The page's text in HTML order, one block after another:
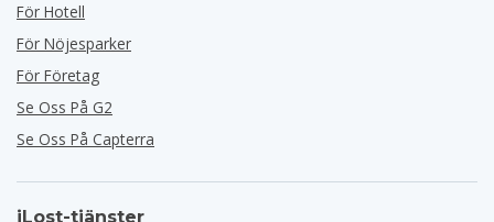
För Hotell
För Nöjesparker
För Företag
Se Oss På G2
Se Oss På Capterra
iLost-tjänster